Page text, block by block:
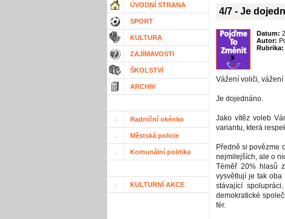
ÚVODNÍ STRANA
SPORT
KULTURA
ZAJÍMAVOSTI
ŠKOLSTVÍ
ARCHIV
Radniční okénko
Městská policie
Komunální politika
KULTURNÍ AKCE
4/7 - Je
Datum:
Autor:
Rubrika:
Vážení voliči,
Je dojednáno.
Jako vítěz voleb
variantu, která
Předně si povězme
nejmilejších, ale o
Téměř 20% hlasů
vysvětlují je tak
stávající
demokratické
fér.